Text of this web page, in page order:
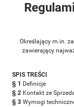
Określający m.in.
zawierający
SPIS TREŚCI
§ 1 Definicje
§ 2 Kontakt ze
§ 3 Wymogi